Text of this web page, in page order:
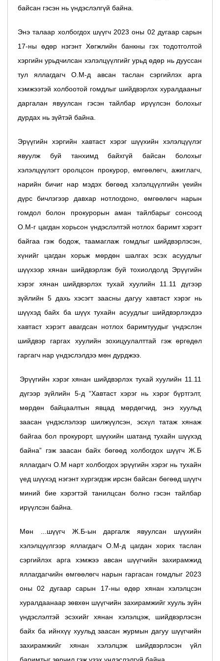
байсан гэсэн нь үндэслэлгүй байна.
Энэ талаар холбогдох шүүгч 2023 оны 02 дугаар сарын
17-ны өдөр нэгэнт Хөгжлийн банкны гэх тодотголтой
хэргийн урьдчилсан хэлэлцүүлгийг урьд өдөр нь дууссан
тул яллагдагч О.М-д авсан таслан сэргийлэх арга
хэмжээтэй холбоотой гомдлыг шийдвэрлэх хуралдааныг
даргалан явуулсан гэсэн тайлбар ирүүлсэн болохыг
дурдах нь зүйтэй байна.
Эрүүгийн хэргийн хавтаст хэрэг шүүхийн хэлэлцүүлэг
явуулж буй танхимд байхгүй байсан болохыг
хэлэлцүүлэгт оролцсон прокурор, өмгөөлөгч, ажиглагч,
нарийн бичиг нар мэдэх бөгөөд хэлэлцүүлгийн үеийн
дүрс бичлэгээр давхар нотлогдоно, өмгөөлөгч нарын
гомдол болон прокурорын аман тайлбарыг сонсоод
О.М-г цагдан хорьсон үндэслэлтэй нотлох баримт хэрэгт
байгаа гэж бодож, таамаглаж гомдлыг шийдвэрлэсэн,
хүнийг цагдан хорьж мөрдөн шалгах эсэх асуудлыг
шүүхээр хянан шийдвэрлэж буй тохиолдолд Эрүүгийн
хэрэг хянан шийдвэрлэх тухай хуулийн 11.11 дүгээр
зүйлийн 5 дахь хэсэгт заасны дагуу хавтаст хэрэг нь
шүүхэд байх ба шүүх тухайн асуудлыг шийдвэрлэхдээ
хавтаст хэрэгт авагдсан нотлох баримтуудыг үндэслэн
шийдвэр гаргах хуулийн зохицуулалттай гэж өргөдөл
гаргагч нар үндэслэлдээ мөн дурджээ.
Эрүүгийн хэрэг хянан шийдвэрлэх тухай хуулийн 11.11
дүгээр зүйлийн 5-д “Хавтаст хэрэг нь хэрэг бүртгэлт,
мөрдөн байцаалтын явцад мөрдөгчид, энэ хуульд
заасан үндэслэлээр шилжүүлсэн, эсхүл татаж хянаж
байгаа бол прокурорт, шүүхийн шатанд тухайн шүүхэд
байна” гэж заасан байх бөгөөд холбогдох шүүгч Ж.Б
яллагдагч О.М нарт холбогдох эрүүгийн хэрэг нь тухайн
үед шүүхэд нэгэнт хүргэгдэж ирсэн байсан бөгөөд шүүгч
миний бие хэрэгтэй танилцсан болно гэсэн тайлбар
ирүүлсэн байна.
Мөн ...шүүгч Ж.Б-ын даргалж явуулсан шүүхийн
хэлэлцүүлгээр яллагдагч О.М-д цагдан хорих таслан
сэргийлэх арга хэмжээ авсан шүүгчийн захирамжид
яллагдагчийн өмгөөлөгч нарын гаргасан гомдлыг 2023
оны 02 дугаар сарын 17-ны өдөр хянан хэлэлцсэн
хуралдаанаар зөвхөн шүүгчийн захирамжийг хууль зүйн
үндэслэлтэй эсэхийг хянан хэлэлцэж, шийдвэрлэсэн
байх ба ийнхүү хуульд заасан журмын дагуу шүүгчийн
захирамжийг хянан хэлэлцэж шийдвэрлэсэн үйл
баримтыг зөрчил гэж үзэх үндэслэлгүй байна.